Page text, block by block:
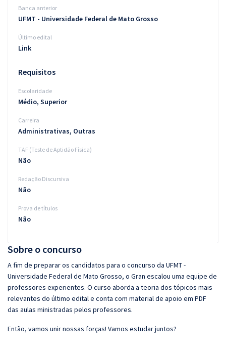
Atendimento
Sobre o concurso
A fim de preparar os candidatos para o concurso da UFMT -
Universidade Federal de Mato Grosso, o Gran escalou uma equipe de
professores experientes. O curso aborda a teoria dos tópicos mais
relevantes do último edital e conta com material de apoio em PDF
das aulas ministradas pelos professores.
Então, vamos unir nossas forças! Vamos estudar juntos?
Banca anterior
UFMT - Universidade Federal de Mato Grosso
Último edital
Link
Requisitos
Escolaridade
Médio, Superior
Carreira
Administrativas, Outras
TAF (Teste de Aptidão Física)
Não
Redação Discursiva
Não
Prova de títulos
Não